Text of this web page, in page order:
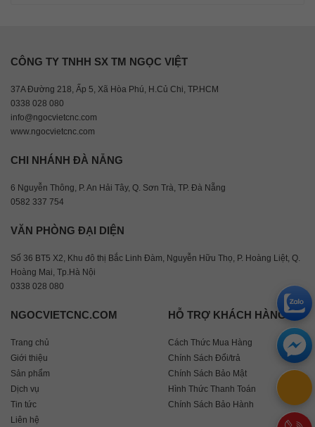
CÔNG TY TNHH SX TM NGỌC VIỆT
37A Đường 218, Ấp 5, Xã Hòa Phú, H.Củ Chi, TP.HCM
0338 028 080
info@ngocvietcnc.com
www.ngocvietcnc.com
CHI NHÁNH ĐÀ NẴNG
6 Nguyễn Thông, P. An Hải Tây, Q. Sơn Trà, TP. Đà Nẵng
0582 337 754
VĂN PHÒNG ĐẠI DIỆN
Số 36 BT5 X2, Khu đô thị Bắc Linh Đàm, Nguyễn Hữu Thọ, P. Hoàng Liệt, Q.
Hoàng Mai, Tp.Hà Nội
0338 028 080
NGOCVIETCNC.COM
Trang chủ
Giới thiệu
Sản phẩm
Dịch vụ
Tin tức
Liên hệ
HỖ TRỢ KHÁCH HÀNG
Cách Thức Mua Hàng
Chính Sách Đổi/trả
Chính Sách Bảo Mật
Hình Thức Thanh Toán
Chính Sách Bảo Hành